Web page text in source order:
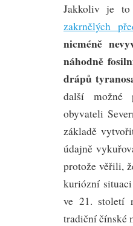
Jakkoliv je to
zakrnělých
nicméně
náhodně
drápů
další možné
obyvateli
základě
údajně
protože věřili,
kuriózní
ve 21. století
tradiční čínské